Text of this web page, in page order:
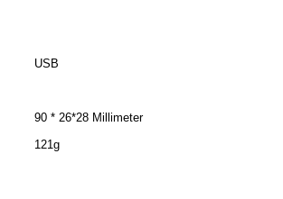
USB
90 * 26*28 Millimeter
121g